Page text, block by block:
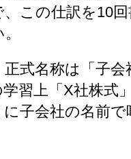
この仕訳を10回
式名称は「子会
習上「X社株式
子会社の名前